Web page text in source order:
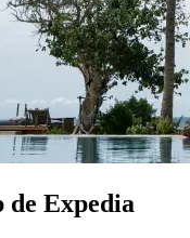
de Expedia